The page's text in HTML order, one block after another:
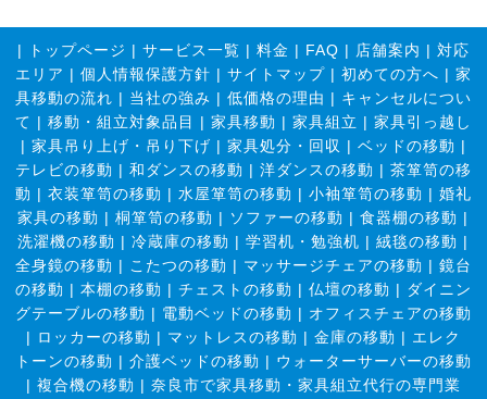
| トップページ | サービス一覧 | 料金 | FAQ | 店舗案内 | 対応
エリア | 個人情報保護方針 | サイトマップ| 初めての方へ | 家
具移動の流れ | 当社の強み | 低価格の理由 | キャンセルについ
て | 移動・組立対象品目 | 家具移動 | 家具組立 | 家具引っ越し
| 家具吊り上げ・吊り下げ | 家具処分・回収 | ベッドの移動 |
テレビの移動 | 和ダンスの移動 | 洋ダンスの移動 | 茶箪笥の移
動 | 衣装箪笥の移動 | 水屋箪笥の移動 | 小袖箪笥の移動 | 婚礼
家具の移動 | 桐箪笥の移動 | ソファーの移動 | 食器棚の移動 |
洗濯機の移動 | 冷蔵庫の移動 | 学習机・勉強机 | 絨毯の移動 |
全身鏡の移動 | こたつの移動 | マッサージチェアの移動 | 鏡台
の移動 | 本棚の移動 | チェストの移動 | 仏壇の移動 | ダイニン
グテーブルの移動 | 電動ベッドの移動 | オフィスチェアの移動
| ロッカーの移動 | マットレスの移動 | 金庫の移動 | エレク
トーンの移動 | 介護ベッドの移動 | ウォーターサーバーの移動
| 複合機の移動 | 奈良市で家具移動・家具組立代行の専門業